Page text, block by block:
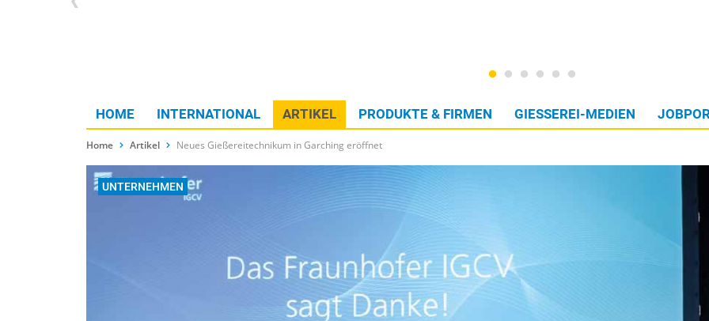
HOME INTERNATIONAL ARTIKEL PRODUKTE & FIRMEN GIESSEREI-MEDIEN
Home Artikel Neues Gießereitechnikum in Garching eröffnet
UNTERNEHMEN